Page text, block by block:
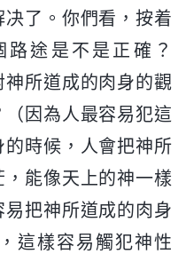
了。你們看，按着
途是不是正確？
神所道成的肉身的觀
因為人最容易犯這
時候，人會把神所
能像天上的神一樣
把神所道成的肉身
這樣容易觸犯神性